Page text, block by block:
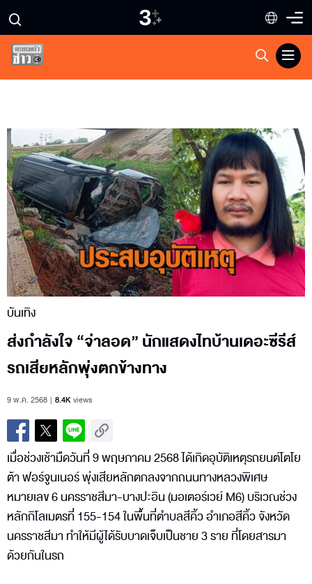
บันเทิง
ส่งกำลังใจ “จ่าลอด” นักแสดงไทบ้านเดอะซีรีส์
รถเสียหลักพุ่งตกข้างทาง
9 พ.ค. 2568 8.4Kviews
เมื่อช่วงเช้ามืดวันที่ 9 พฤษภาคม 2568 ได้เกิดอุบัติเหตุรถยนต์โตโย
ต้า ฟอร์จูนเนอร์ พุ่งเสียหลักตกลงจากถนนทางหลวงพิเศษ
หมายเลข 6 นครราชสีมา-บางปะอิน (มอเตอร์เวย์ M6) บริเวณช่วง
หลักกิโลเมตรที่ 155-154 ในพื้นที่ตำบลสีคิ้ว อำเภอสีคิ้ว จังหวัด
นครราชสีมา ทำให้มีผู้ได้รับบาดเจ็บเป็นชาย 3 ราย ที่โดยสารมา
ด้วยกันในรถ